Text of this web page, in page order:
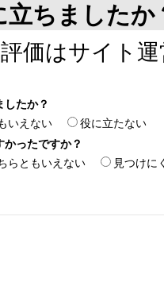
立ちましたか
価はサイト
たか？
いえない
役に立たない
ったですか？
らともいえない 見つけに